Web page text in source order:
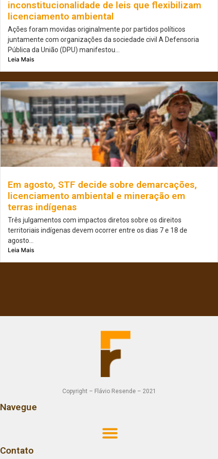
inconstitucionalidade de leis que flexibilizam
licenciamento ambiental
Ações foram movidas originalmente por partidos políticos
juntamente com organizações da sociedade civil A Defensoria
Pública da União (DPU) manifestou...
Leia Mais
Em agosto, STF decide sobre demarcações,
licenciamento ambiental e mineração em
terras indígenas
Três julgamentos com impactos diretos sobre os direitos
territoriais indígenas devem ocorrer entre os dias 7 e 18 de
agosto...
Leia Mais
Copyright – Flávio Resende – 2021
Navegue
Contato